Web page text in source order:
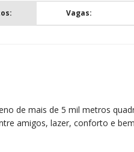
Vagas:
de mais de 5 mil metros
amigos, lazer, conforto e